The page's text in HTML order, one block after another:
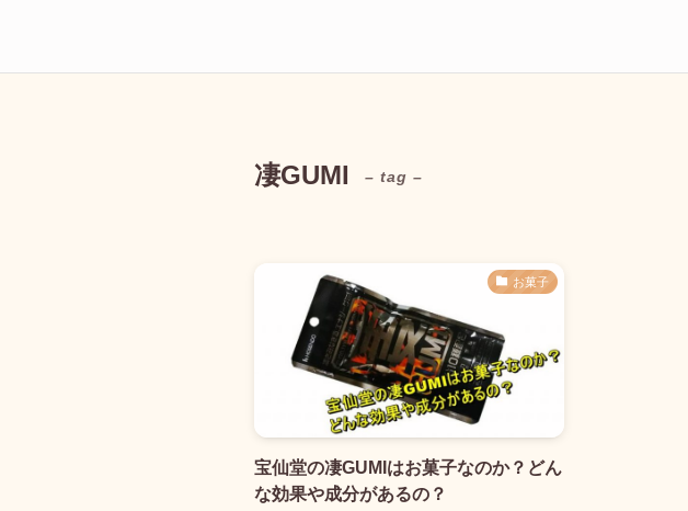
凄GUMI – tag –
お菓子
宝仙堂の凄GUMIはお菓子なのか？どん
な効果や成分があるの？